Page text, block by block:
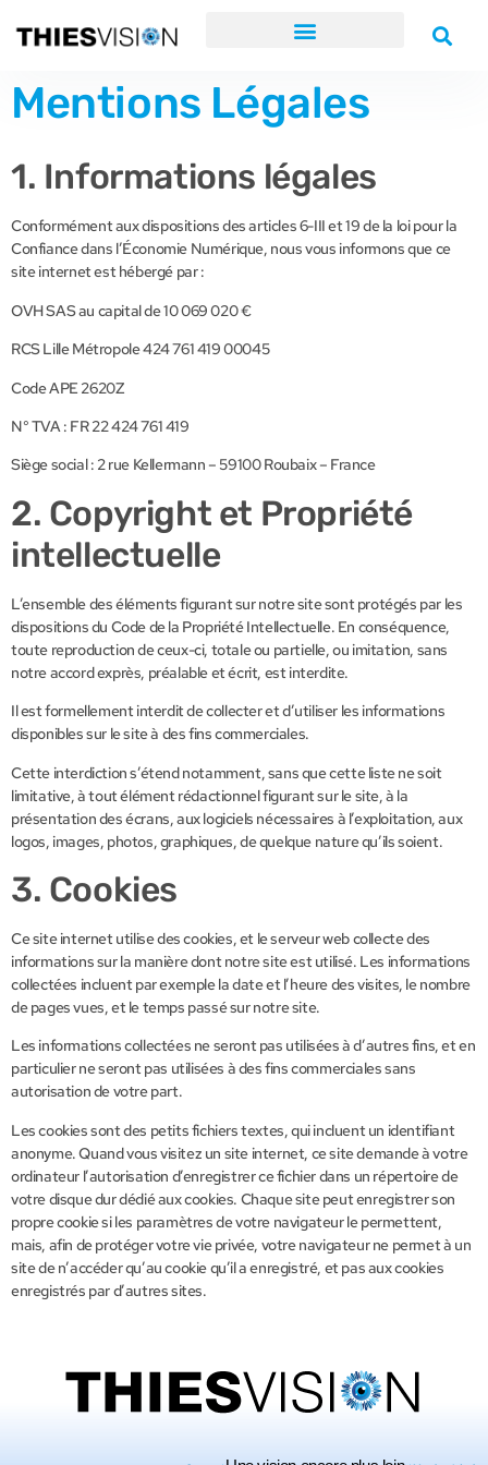
Mentions Légales
1. Informations légales
Conformément aux dispositions des articles 6-III et 19 de la loi pour la
Confiance dans l’Économie Numérique, nous vous informons que ce
site internet est hébergé par :
OVH SAS au capital de 10 069 020 €
RCS Lille Métropole 424 761 419 00045
Code APE 2620Z
N° TVA : FR 22 424 761 419
Siège social : 2 rue Kellermann – 59100 Roubaix – France
2. Copyright et Propriété
intellectuelle
L’ensemble des éléments figurant sur notre site sont protégés par les
dispositions du Code de la Propriété Intellectuelle. En conséquence,
toute reproduction de ceux-ci, totale ou partielle, ou imitation, sans
notre accord exprès, préalable et écrit, est interdite.
Il est formellement interdit de collecter et d’utiliser les informations
disponibles sur le site à des fins commerciales.
Cette interdiction s’étend notamment, sans que cette liste ne soit
limitative, à tout élément rédactionnel figurant sur le site, à la
présentation des écrans, aux logiciels nécessaires à l’exploitation, aux
logos, images, photos, graphiques, de quelque nature qu’ils soient.
3. Cookies
Ce site internet utilise des cookies, et le serveur web collecte des
informations sur la manière dont notre site est utilisé. Les informations
collectées incluent par exemple la date et l’heure des visites, le nombre
de pages vues, et le temps passé sur notre site.
Les informations collectées ne seront pas utilisées à d’autres fins, et en
particulier ne seront pas utilisées à des fins commerciales sans
autorisation de votre part.
Les cookies sont des petits fichiers textes, qui incluent un identifiant
anonyme. Quand vous visitez un site internet, ce site demande à votre
ordinateur l’autorisation d’enregistrer ce fichier dans un répertoire de
votre disque dur dédié aux cookies. Chaque site peut enregistrer son
propre cookie si les paramètres de votre navigateur le permettent,
mais, afin de protéger votre vie privée, votre navigateur ne permet à un
site de n’accéder qu’au cookie qu’il a enregistré, et pas aux cookies
enregistrés par d’autres sites.